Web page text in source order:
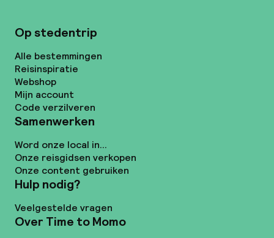
Op stedentrip
Alle bestemmingen
Reisinspiratie
Webshop
Mijn account
Code verzilveren
Samenwerken
Word onze local in...
Onze reisgidsen verkopen
Onze content gebruiken
Hulp nodig?
Veelgestelde vragen
Over Time to Momo